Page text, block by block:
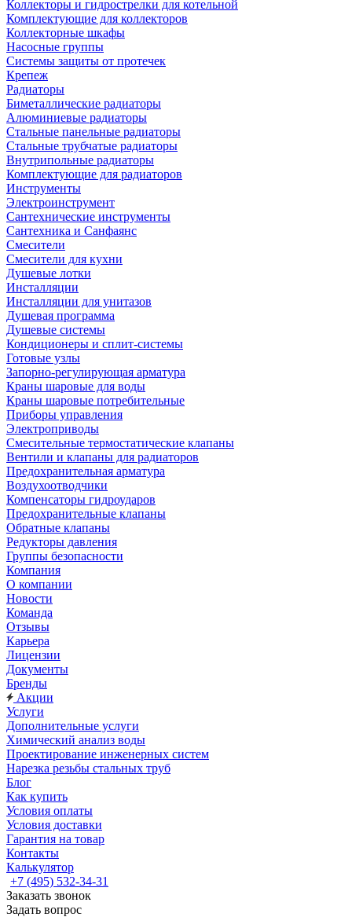
Коллекторы и гидрострелки для котельной
Комплектующие для коллекторов
Коллекторные шкафы
Насосные группы
Системы защиты от протечек
Крепеж
Радиаторы
Биметаллические радиаторы
Алюминиевые радиаторы
Стальные панельные радиаторы
Стальные трубчатые радиаторы
Внутрипольные радиаторы
Комплектующие для радиаторов
Инструменты
Электроинструмент
Сантехнические инструменты
Сантехника и Санфаянс
Смесители
Смесители для кухни
Душевые лотки
Инсталляции
Инсталляции для унитазов
Душевая программа
Душевые системы
Кондиционеры и сплит-системы
Готовые узлы
Запорно-регулирующая арматура
Краны шаровые для воды
Краны шаровые потребительные
Приборы управления
Электроприводы
Смесительные термостатические клапаны
Вентили и клапаны для радиаторов
Предохранительная арматура
Воздухоотводчики
Компенсаторы гидроударов
Предохранительные клапаны
Обратные клапаны
Редукторы давления
Группы безопасности
Компания
О компании
Новости
Команда
Отзывы
Карьера
Лицензии
Документы
Бренды
Акции
Услуги
Дополнительные услуги
Химический анализ воды
Проектирование инженерных систем
Нарезка резьбы стальных труб
Блог
Как купить
Условия оплаты
Условия доставки
Гарантия на товар
Контакты
Калькулятор
+7 (495) 532‑34‑31
Заказать звонок
Задать вопрос